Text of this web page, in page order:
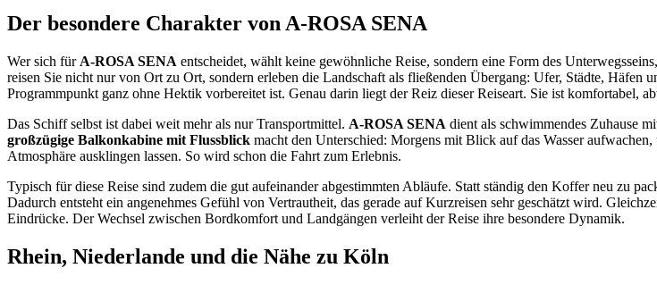
Der besondere Charakter von A-ROSA SENA
Wer sich für A-ROSA SENA entscheidet, wählt keine gewöhnliche Reise, sondern eine Form des
reisen Sie nicht nur von Ort zu Ort, sondern erleben die Landschaft als fließenden Übergang: Ufer, Städte, Häfen
Programmpunkt ganz ohne Hektik vorbereitet ist. Genau darin liegt der Reiz dieser Reiseart. Sie ist komfortabel,
Das Schiff selbst ist dabei weit mehr als nur Transportmittel. A-ROSA SENA dient als schwimmendes Zuhause
großzügige Balkonkabine mit Flussblick macht den Unterschied: Morgens mit Blick auf das Wasser
Atmosphäre ausklingen lassen. So wird schon die Fahrt zum Erlebnis.
Typisch für diese Reise sind zudem die gut aufeinander abgestimmten Abläufe. Statt ständig den Koffer neu zu
Dadurch entsteht ein angenehmes Gefühl von Vertrautheit, das gerade auf Kurzreisen sehr geschätzt wird.
Eindrücke. Der Wechsel zwischen Bordkomfort und Landgängen verleiht der Reise ihre besondere Dynamik.
Rhein, Niederlande und die Nähe zu Köln